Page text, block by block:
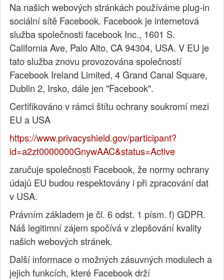
Na našich webových stránkách používáme plug-in
sociální sítě Facebook. Facebook je internetová
služba společnosti facebook Inc., 1601 S.
California Ave, Palo Alto, CA 94304, USA. V EU je
tato služba znovu provozována společností
Facebook Ireland Limited, 4 Grand Canal Square,
Dublin 2, Irsko, dále jen "Facebook".
Certifikováno v rámci štítu ochrany soukromí mezi
EU a USA
https://www.privacyshield.gov/participant?
id=a2zt0000000GnywAAC&status=Active
zaručuje společnosti Facebook, že normy ochrany
údajů EU budou respektovány i při zpracování dat
v USA.
Právním základem je čl. 6 odst. 1 písm. f) GDPR.
Náš legitimní zájem spočívá v zlepšování kvality
našich webových stránek.
Další informace o možných zásuvných modulech a
jejich funkcích, které Facebook drží